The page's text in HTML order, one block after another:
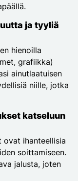
ja tyyliä
hienoilla
grafiikka)
ainutlaatuisen
niille, jotka
katseluun
ovat ihanteellisia
soittamiseen.
jalusta, joten